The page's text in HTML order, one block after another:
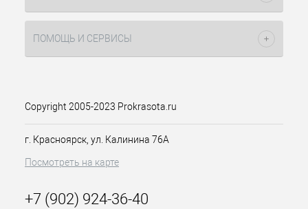
2. Протеины шелка - обеспечивает
мягкое открытие и закрытие
предотвращает пагубное воздействие
солнечных лучей и защищает цвет от
выгорания.
закрепляющий молекулу цвета
Обеспечивает термозащиту пигмента
ПОМОЩЬ И СЕРВИСЫ
Copyright 2005-2023 Prokrasota.ru
г. Красноярск, ул. Калинина 76А
Посмотреть на карте
+7 (902) 924-36-40